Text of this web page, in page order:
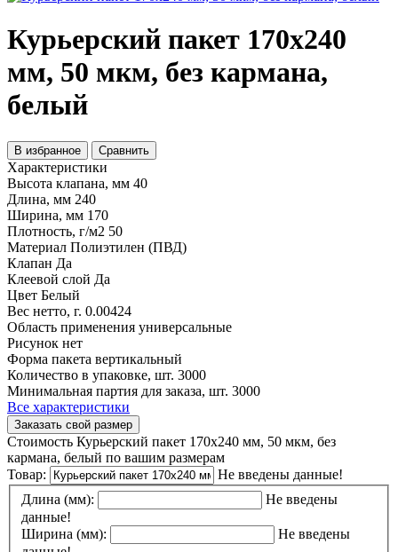
Курьерский пакет 170х240
мм, 50 мкм, без кармана,
белый
В избранное Сравнить
Характеристики
Высота клапана, мм 40
Длина, мм 240
Ширина, мм 170
Плотность, г/м2 50
Материал Полиэтилен (ПВД)
Клапан Да
Клеевой слой Да
Цвет Белый
Вес нетто, г. 0.00424
Область применения универсальные
Рисунок нет
Форма пакета вертикальный
Количество в упаковке, шт. 3000
Минимальная партия для заказа, шт. 3000
Все характеристики
Заказать свой размер
Стоимость Курьерский пакет 170х240 мм, 50 мкм, без
кармана, белый по вашим размерам
Товар:
Не введены данные!
Длина (мм):
Не введены
данные!
Ширина (мм):
Не введены